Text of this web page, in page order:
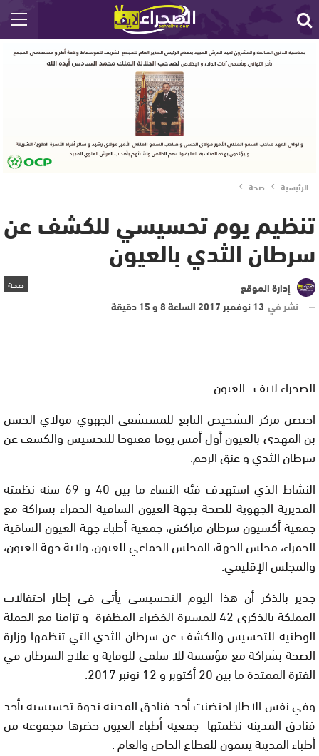
الرئيسية صحة
تنظيم يوم تحسيسي للكشف عن
سرطان الثدي بالعيون
صحة
إدارة الموقع
نشر في 13 نوفمبر 2017 الساعة 8 و 15 دقيقة
الصحراء لايف : العيون
احتضن مركز التشخيص التابع للمستشفى الجهوي مولاي الحسن
بن المهدي بالعيون أول أمس يوما مفتوحا للتحسيس والكشف عن
سرطان الثدي و عنق الرحم.
النشاط الذي استهدف فئة النساء ما بين 40 و 69 سنة نظمته
المديرية الجهوية للصحة بجهة العيون الساقية الحمراء بشراكة مع
جمعية أكسيون سرطان مراكش، جمعية أطباء جهة العيون الساقية
الحمراء، مجلس الجهة، المجلس الجماعي للعيون، ولاية جهة العيون،
والمجلس الإقليمي.
جدير بالذكر أن هذا اليوم التحسيسي يأتي في إطار احتفالات
المملكة بالذكرى 42 للمسيرة الخضراء المظفرة و تزامنا مع الحملة
الوطنية للتحسيس والكشف عن سرطان الثدي التي تنظمها وزارة
الصحة بشراكة مع مؤسسة للا سلمى للوقاية و علاج السرطان في
الفترة الممتدة ما بين 20 أكتوبر و 12 نونبر 2017.
وفي نفس الاطار احتضنت أحد فنادق المدينة ندوة تحسيسية بأحد
فنادق المدينة نظمتها جمعية أطباء العيون حضرها مجموعة من
أطباء المدينة ينتمون للقطاع الخاص والعام .